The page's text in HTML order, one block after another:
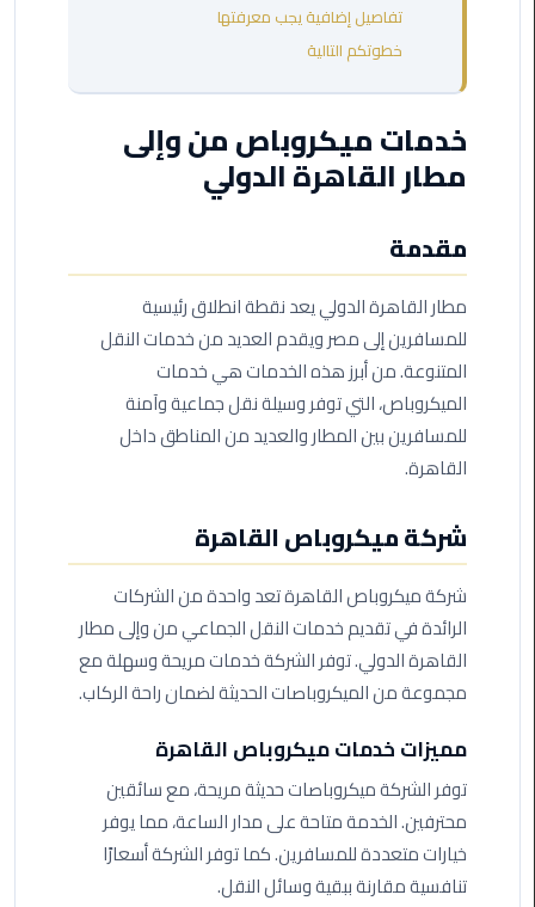
العالمين
العرب
اسكندرية
ليموزين
مطار
العرب
الاسكندرية
القاهرة
مطار
العرب
مطار
العرب
تفاصيل إضافية يجب معرفتها
خطوتكم التالية
خدمات ميكروباص من وإلى
مطار القاهرة الدولي
مقدمة
مطار القاهرة الدولي يعد نقطة انطلاق رئيسية
للمسافرين إلى مصر ويقدم العديد من خدمات النقل
المتنوعة. من أبرز هذه الخدمات هي خدمات
الميكروباص، التي توفر وسيلة نقل جماعية وآمنة
للمسافرين بين المطار والعديد من المناطق داخل
القاهرة.
شركة ميكروباص القاهرة
شركة ميكروباص القاهرة تعد واحدة من الشركات
الرائدة في تقديم خدمات النقل الجماعي من وإلى مطار
القاهرة الدولي. توفر الشركة خدمات مريحة وسهلة مع
مجموعة من الميكروباصات الحديثة لضمان راحة الركاب.
مميزات خدمات ميكروباص القاهرة
توفر الشركة ميكروباصات حديثة مريحة، مع سائقين
محترفين. الخدمة متاحة على مدار الساعة، مما يوفر
خيارات متعددة للمسافرين. كما توفر الشركة أسعارًا
تنافسية مقارنة ببقية وسائل النقل.